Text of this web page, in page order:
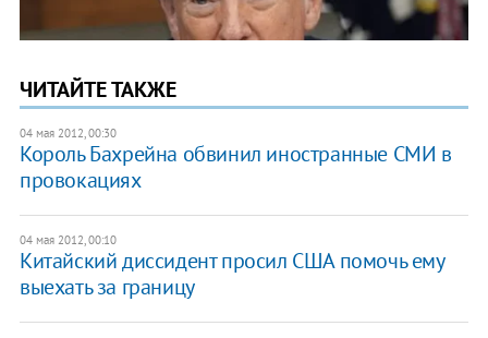
ЧИТАЙТЕ ТАКЖЕ
04 мая 2012, 00:30
Король Бахрейна обвинил иностранные СМИ в
провокациях
04 мая 2012, 00:10
Китайский диссидент просил США помочь ему
выехать за границу